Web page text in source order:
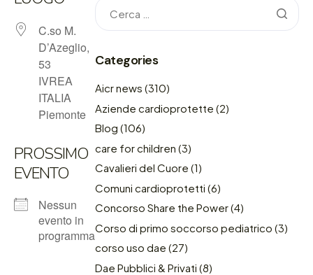
C.so M.
D’Azeglio,
53
IVREA
ITALIA
Piemonte
PROSSIMO
EVENTO
Nessun
evento in
programma
Categories
Aicr news (310)
Aziende cardioprotette (2)
Blog (106)
care for children (3)
Cavalieri del Cuore (1)
Comuni cardioprotetti (6)
Concorso Share the Power(4)
Corso di primo soccorso pediatrico (3)
corso uso dae (27)
Dae Pubblici & Privati (8)